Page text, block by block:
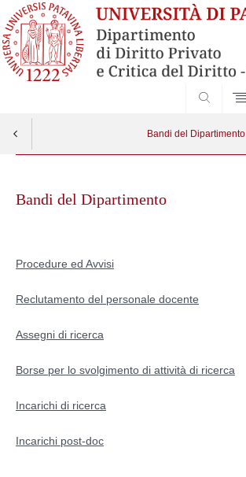
Bandi del Dipartimento
contentBandi del Dipartimento
Procedure ed Avvisi
Reclutamento del personale docente
Assegni di ricerca
Borse per lo svolgimento di attività di ricerca
Incarichi di ricerca
Incarichi post-doc